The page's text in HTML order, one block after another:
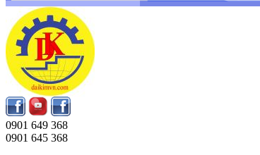
0901 649 368
0901 645 368